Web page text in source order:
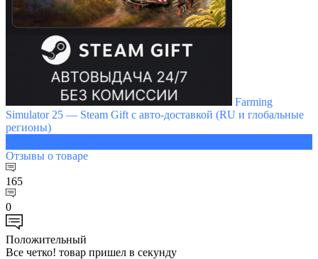
Farming
Simulator 25 — Steam Gift с авто-доставкой (RU и глобальные
регионы)
Отзывы о товаре
165
0
Положительный
Все четко! товар пришел в секунду